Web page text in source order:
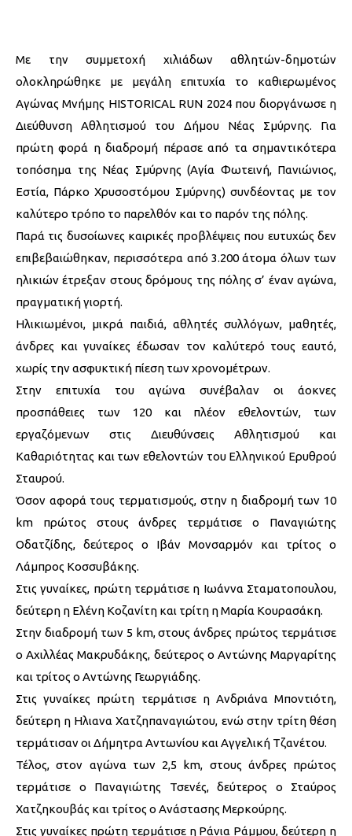
Με την συμμετοχή χιλιάδων αθλητών-δημοτών
ολοκληρώθηκε με μεγάλη επιτυχία το καθιερωμένος
Αγώνας Μνήμης HISTORICAL RUN 2024 που διοργάνωσε η
Διεύθυνση Αθλητισμού του Δήμου Νέας Σμύρνης. Για
πρώτη φορά η διαδρομή πέρασε από τα σημαντικότερα
τοπόσημα της Νέας Σμύρνης (Αγία Φωτεινή, Πανιώνιος,
Εστία, Πάρκο Χρυσοστόμου Σμύρνης) συνδέοντας με τον
καλύτερο τρόπο το παρελθόν και το παρόν της πόλης.
Παρά τις δυσοίωνες καιρικές προβλέψεις που ευτυχώς δεν
επιβεβαιώθηκαν, περισσότερα από 3.200 άτομα όλων των
ηλικιών έτρεξαν στους δρόμους της πόλης σ’ έναν αγώνα,
πραγματική γιορτή.
Ηλικιωμένοι, μικρά παιδιά, αθλητές συλλόγων, μαθητές,
άνδρες και γυναίκες έδωσαν τον καλύτερό τους εαυτό,
χωρίς την ασφυκτική πίεση των χρονομέτρων.
Στην επιτυχία του αγώνα συνέβαλαν οι άοκνες
προσπάθειες των 120 και πλέον εθελοντών, των
εργαζόμενων στις Διευθύνσεις Αθλητισμού και
Καθαριότητας και των εθελοντών του Ελληνικού Ερυθρού
Σταυρού.
Όσον αφορά τους τερματισμούς, στην η διαδρομή των 10
km πρώτος στους άνδρες τερμάτισε ο Παναγιώτης
Οδατζίδης, δεύτερος ο Ιβάν Μονσαρμόν και τρίτος ο
Λάμπρος Κοσσυβάκης.
Στις γυναίκες, πρώτη τερμάτισε η Ιωάννα Σταματοπουλου,
δεύτερη η Ελένη Κοζανίτη και τρίτη η Μαρία Κουρασάκη.
Στην διαδρομή των 5 km, στους άνδρες πρώτος τερμάτισε
ο Αχιλλέας Μακρυδάκης, δεύτερος ο Αντώνης Μαργαρίτης
και τρίτος ο Αντώνης Γεωργιάδης.
Στις γυναίκες πρώτη τερμάτισε η Ανδριάνα Μποντιότη,
δεύτερη η Ηλιανα Χατζηπαναγιώτου, ενώ στην τρίτη θέση
τερμάτισαν οι Δήμητρα Αντωνίου και Αγγελική Τζανέτου.
Τέλος, στον αγώνα των 2,5 km, στους άνδρες πρώτος
τερμάτισε ο Παναγιώτης Τσενές, δεύτερος ο Σταύρος
Χατζηκουβάς και τρίτος ο Ανάστασης Μερκούρης.
Στις γυναίκες πρώτη τερμάτισε η Ράνια Ράμμου, δεύτερη η